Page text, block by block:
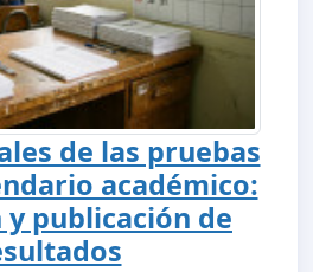
de las pruebas
académico:
publicación de